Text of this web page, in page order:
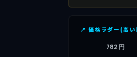
📍 価格ラダー(高
782 円